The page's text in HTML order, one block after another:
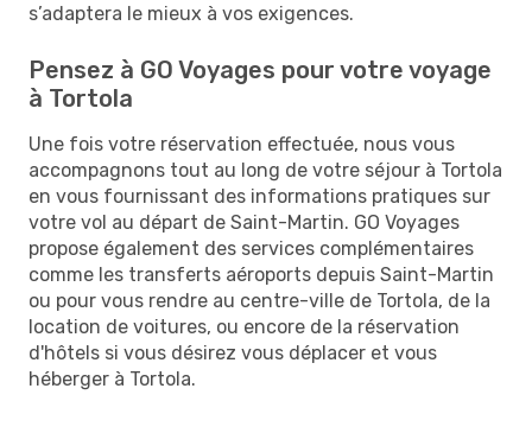
s’adaptera le mieux à vos exigences.
Pensez à GO Voyages pour votre voyage
à Tortola
Une fois votre réservation effectuée, nous vous
accompagnons tout au long de votre séjour à Tortola
en vous fournissant des informations pratiques sur
votre vol au départ de Saint-Martin. GO Voyages
propose également des services complémentaires
comme les transferts aéroports depuis Saint-Martin
ou pour vous rendre au centre-ville de Tortola, de la
location de voitures, ou encore de la réservation
d'hôtels si vous désirez vous déplacer et vous
héberger à Tortola.